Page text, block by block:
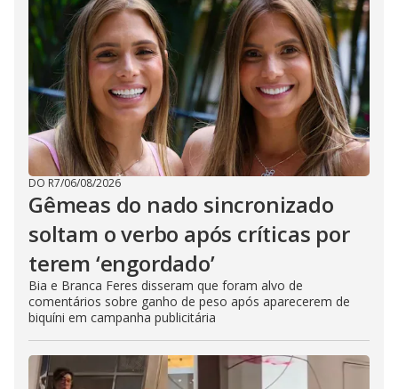
DO R7/06/08/2026
Gêmeas do nado sincronizado
soltam o verbo após críticas por
terem ‘engordado’
Bia e Branca Feres disseram que foram alvo de
comentários sobre ganho de peso após aparecerem de
biquíni em campanha publicitária